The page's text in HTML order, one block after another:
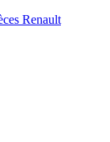
Renault